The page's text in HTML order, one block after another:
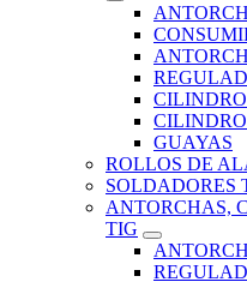
GUAYAS
ROLLOS DE
SOLDADORES
ANTORCHAS,
TIG